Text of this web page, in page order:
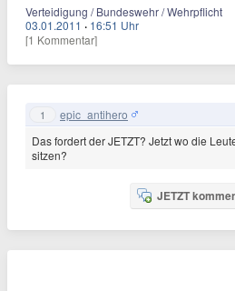
Verteidigung / Bundeswehr / Wehrpflicht
03.01.2011 · 16:51 Uhr
[1 Kommentar]
1 epic_antihero
Das fordert der JETZT? Jetzt wo die
sitzen?
JETZT